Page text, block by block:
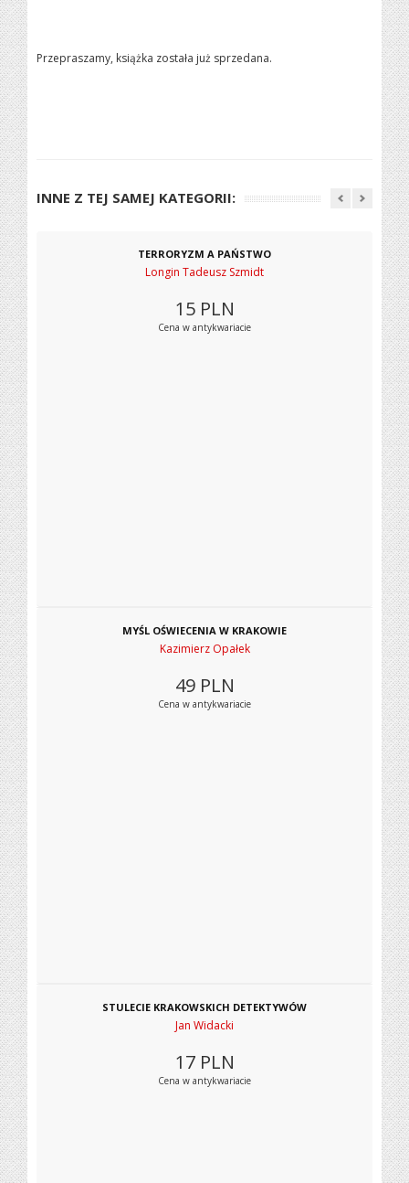
Przepraszamy, książka została już sprzedana.
INNE Z TEJ SAMEJ KATEGORII:
TERRORYZM A PAŃSTWO
Longin Tadeusz Szmidt
15 PLN
Cena w antykwariacie
MYŚL OŚWIECENIA W KRAKOWIE
Kazimierz Opałek
49 PLN
Cena w antykwariacie
STULECIE KRAKOWSKICH DETEKTYWÓW
Jan Widacki
17 PLN
Cena w antykwariacie